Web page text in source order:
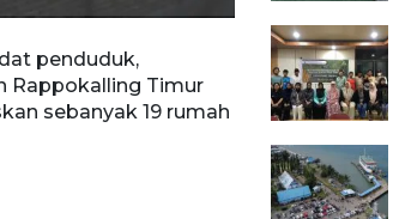
penduduk,
Rappokalling Timur
sebanyak 19 rumah